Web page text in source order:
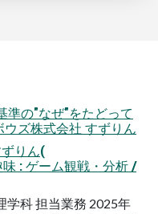
準の"なぜ"をたどって
ズ株式会社 すずりん
りん(
: ゲーム観戦・分析 /
学科 担当業務 2025年